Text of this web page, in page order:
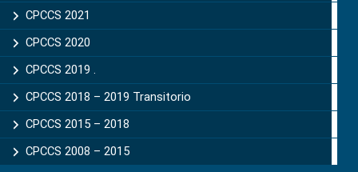
CPCCS 2021
CPCCS 2020
CPCCS 2019 .
CPCCS 2018 – 2019 Transitorio
CPCCS 2015 – 2018
CPCCS 2008 – 2015